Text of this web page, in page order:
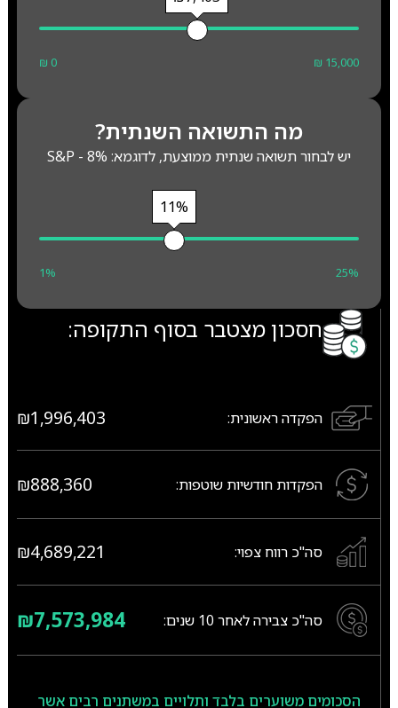
₪ 0 ₪ 15,000
מה התשואה השנתית?
יש לבחור תשואה שנתית ממוצעת, לדוגמא: S&P - 8%
11%
1% 25%
חסכון מצטבר בסוף התקופה:
הפקדה ראשונית: ₪1,996,403
הפקדות חודשיות שוטפות: ₪888,360
סה"כ רווח צפוי: ₪4,689,221
סה"כ צבירה לאחר 10 שנים: ₪7,573,984
הסכומים משוערים בלבד ותלויים במשתנים רבים אשר